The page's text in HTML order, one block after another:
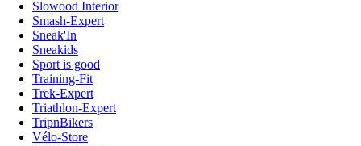
Slowood Interior
Smash-Expert
Sneak'In
Sneakids
Sport is good
Training-Fit
Trek-Expert
Triathlon-Expert
TripnBikers
Vélo-Store